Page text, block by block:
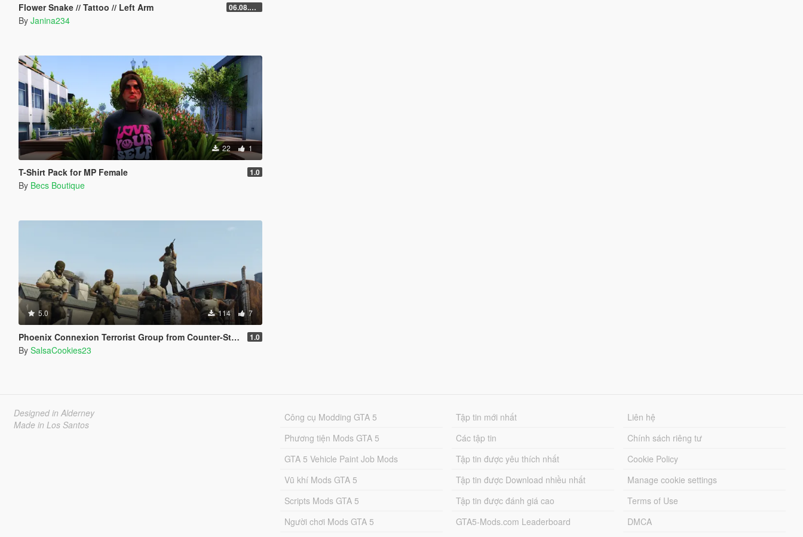
Flower Snake // Tattoo // Left Arm 06.08.2026
By Janina234
22 1
T-Shirt Pack for MP Female 1.0
By Becs Boutique
5.0 114 7
Phoenix Connexion Terrorist Group from Counter-Strike: Global Offensive (Shattered Web + Broken Fang skins included) 1.0
By SalsaCookies23
Designed in Alderney
Made in Los Santos
Công cụ Modding GTA 5
Phương tiện Mods GTA 5
GTA 5 Vehicle Paint Job Mods
Vũ khí Mods GTA 5
Scripts Mods GTA 5
Người chơi Mods GTA 5
Tập tin mới nhất
Các tập tin
Tập tin được yêu thích nhất
Tập tin được Download nhiều nhất
Tập tin được đánh giá cao
GTA5-Mods.com Leaderboard
Liên hệ
Chính sách riêng tư
Cookie Policy
Manage cookie settings
Terms of Use
DMCA